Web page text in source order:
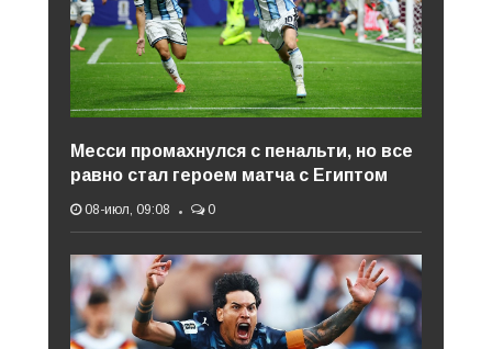
Месси промахнулся с пенальти, но все
равно стал героем матча с Египтом
08-июл, 09:08 0